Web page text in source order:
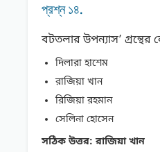
প্রশ্ন ১৪.
বটতলার উপন্যাস’ গ্রন্থের
দিলারা হাশেম
রাজিয়া খান
রিজিয়া রহমান
সেলিনা হােসেন
সঠিক উত্তর: রাজিয়া খান